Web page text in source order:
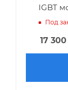
IGBT
Под
17 300